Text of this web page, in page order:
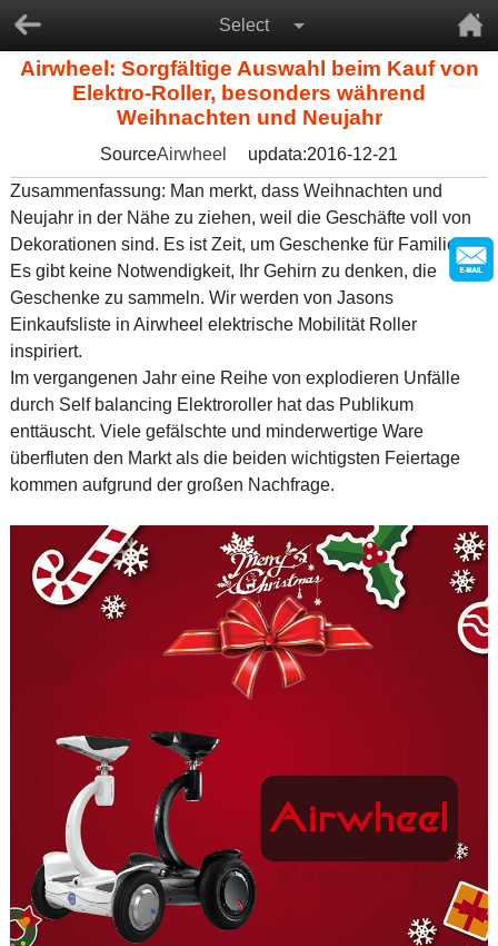
Select
Airwheel: Sorgfältige Auswahl beim Kauf von
Elektro-Roller, besonders während
Weihnachten und Neujahr
SourceAirwheel
updata:2016-12-21
Zusammenfassung: Man merkt, dass Weihnachten und
Neujahr in der Nähe zu ziehen, weil die Geschäfte voll von
Dekorationen sind. Es ist Zeit, um Geschenke für Familien.
Es gibt keine Notwendigkeit, Ihr Gehirn zu denken, die
Geschenke zu sammeln. Wir werden von Jasons
Einkaufsliste in Airwheel elektrische Mobilität Roller
inspiriert.
Im vergangenen Jahr eine Reihe von explodieren Unfälle
durch Self balancing Elektroroller hat das Publikum
enttäuscht. Viele gefälschte und minderwertige Ware
überfluten den Markt als die beiden wichtigsten Feiertage
kommen aufgrund der großen Nachfrage.